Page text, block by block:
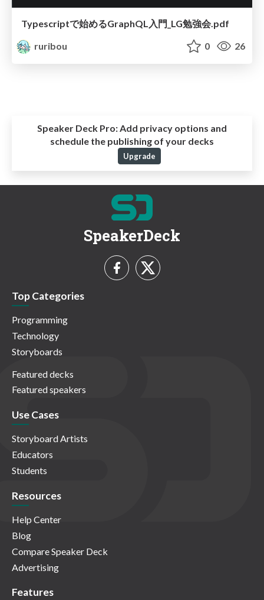
Typescriptで始めるGraphQL入門_LG勉強会.pdf
ruribou
0 26
Speaker Deck Pro:Add privacy options and
schedule the publishing of your decks
Upgrade
SpeakerDeck
Top Categories
Programming
Technology
Storyboards
Featured decks
Featured speakers
Use Cases
Storyboard Artists
Educators
Students
Resources
Help Center
Blog
Compare Speaker Deck
Advertising
Features